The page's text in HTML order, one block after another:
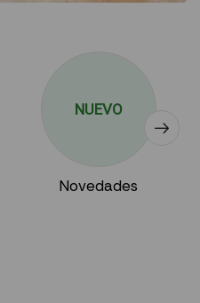
NUEVO
Novedades